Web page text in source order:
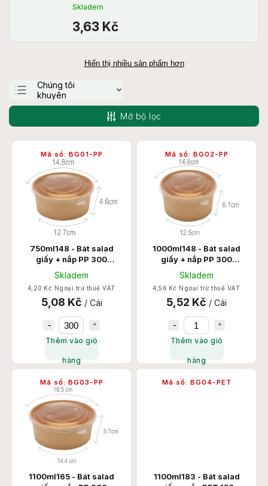
Skladem
3,63 Kč
Hiển thị nhiều sản phẩm hơn
Chúng tôi
khuyên
Đắt nhất
Bán chạy nhất
theo thứ tự abc
Mở bộ lọc
750ml148 - Bát salad
giấy + nắp PP 300
Set/Thùng
Skladem
4,20 Kč Ngoại trừ thuế VAT
5,08 Kč / Cái
Thêm vào giỏ
hàng
Mã số: BG01-PP
1000ml148 - Bát salad
giấy + nắp PP 300
Set/Thùng
Skladem
4,56 Kč Ngoại trừ thuế VAT
5,52 Kč / Cái
Thêm vào giỏ
hàng
Mã số: BG02-PP
1100ml165 - Bát salad
Mã số: BG03-PP
1100ml183 - Bát salad
Mã số: BG04-PET